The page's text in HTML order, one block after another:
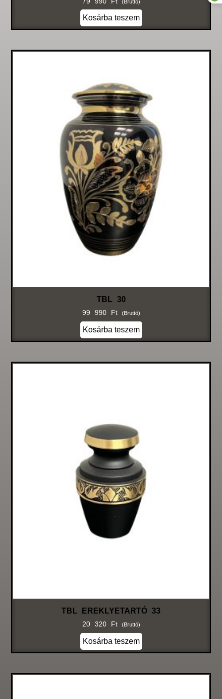
(bruttó)
Kosárba teszem
TBL 30
99 990 Ft (bruttó)
Kosárba teszem
TBL EREKLYETARTÓ 33
20 320 Ft (bruttó)
Kosárba teszem